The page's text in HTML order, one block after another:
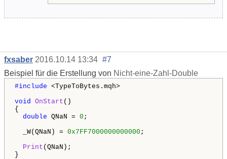
fxsaber 2016.10.14 13:34 #7
Beispiel für die Erstellung von Nicht-eine-Zahl-Double
#include <TypeToBytes.mqh>
void
OnStart ()
{
double QNaN = 0 ;
_W(QNaN) = 0x7FF7000000000000 ;
Print (QNaN);
}